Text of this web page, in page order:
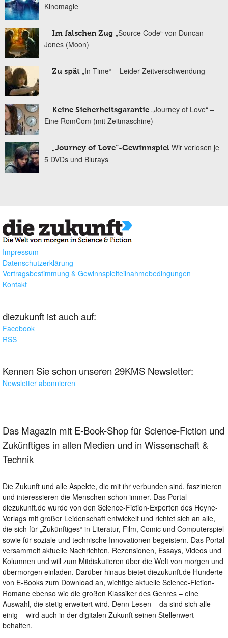
Kinomagie
Im falschen Zug „Source Code“ von Duncan
Jones (Moon)
Zu spät „In Time“ – Leider Zeitverschwendung
Keine Sicherheitsgarantie „Journey of Love“ –
Eine RomCom (mit Zeitmaschine)
„Journey of Love“-Gewinnspiel Wir verlosen je
5 DVDs und Blurays
Impressum
Datenschutzerklärung
Vertragsbestimmung & Gewinnspielteilnahmebedingungen
Kontakt
diezukunft ist auch auf:
Facebook
RSS
Kennen Sie schon unseren 29KMS Newsletter:
Newsletter abonnieren
Das Magazin mit E-Book-Shop für Science-Fiction und
Zukünftiges in allen Medien und in Wissenschaft &
Technik
Die Zukunft und alle Aspekte, die mit ihr verbunden sind, faszinieren
und interessieren die Menschen schon immer. Das Portal
diezukunft.de wurde von den Science-Fiction-Experten des Heyne-
Verlags mit großer Leidenschaft entwickelt und richtet sich an alle,
die sich für „Zukünftiges“ in Literatur, Film, Comic und Computerspiel
sowie für soziale und technische Innovationen begeistern. Das Portal
versammelt aktuelle Nachrichten, Rezensionen, Essays, Videos und
Kolumnen und will zum Mitdiskutieren über die Welt von morgen und
übermorgen einladen. Darüber hinaus bietet diezukunft.de Hunderte
von E-Books zum Download an, wichtige aktuelle Science-Fiction-
Romane ebenso wie die großen Klassiker des Genres – eine
Auswahl, die stetig erweitert wird. Denn Lesen – da sind sich alle
einig – wird auch in der digitalen Zukunft seinen Stellenwert
behalten.